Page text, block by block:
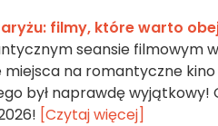
filmy, które warto
seansie filmowym
na romantyczne kino
był naprawdę wyjątkowy!
[Czytaj więcej]